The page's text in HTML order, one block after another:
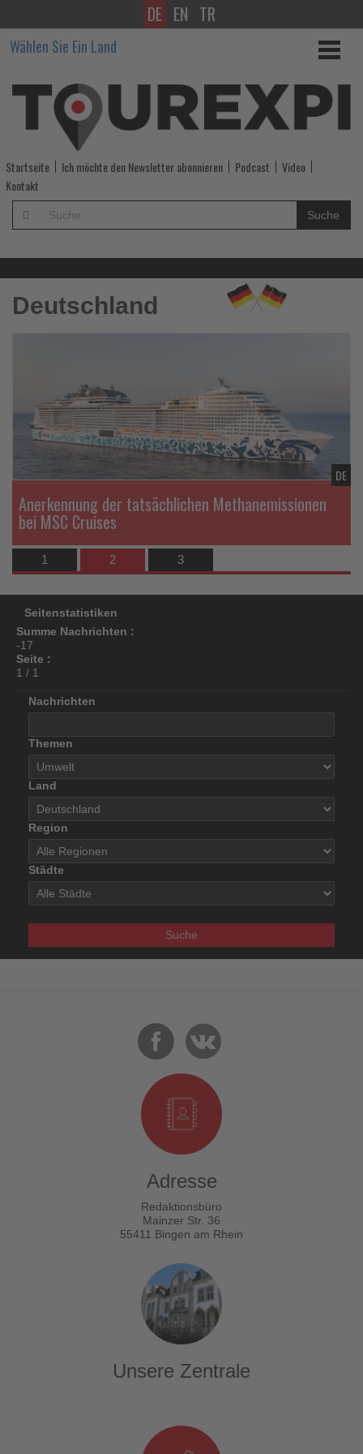
Wissen,
was
im
Tourismus
los
ist!
Wissen,
was
im
ist!
DE EN TR
Wählen Sie Ein Land
Startseite Ich möchte den Newsletter abonnieren Podcast
Video
Kontakt
Suche
Deutschland
Anerkennung der tatsächlichen Methanemissionen
bei MSC Cruises
DE
1 2 3
Seitenstatistiken
Summe Nachrichten :
-17
Seite :
1 / 1
Nachrichten
Themen
Land
Region
Städte
Suche
Adresse
Redaktionsbüro
Mainzer Str. 36
55411 Bingen am Rhein
Unsere Zentrale